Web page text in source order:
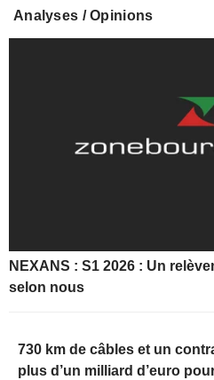
Analyses / Opinions
NEXANS : S1 2026 : Un
selon nous
730 km de câbles et un
plus d’un milliard d’euro